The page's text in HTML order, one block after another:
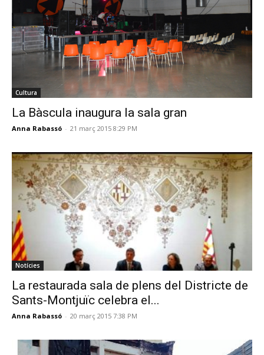
Cultura
La Bàscula inaugura la sala gran
Anna Rabassó - 21 març 2015 8:29 PM
Notícies
La restaurada sala de plens del Districte de
Sants-Montjuïc celebra el...
Anna Rabassó - 20 març 2015 7:38 PM